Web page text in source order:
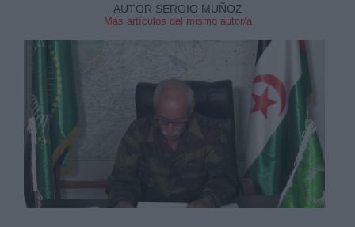
AUTOR SERGIO MUÑOZ
Mas artículos del mismo autor/a
Información adicional
link